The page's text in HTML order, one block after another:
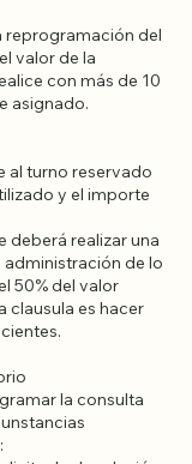
paciente no son
reprogramación del
valor de la
turno reservado
y el importe
realizar una
de lo
del valor
la consulta